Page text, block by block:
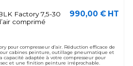
Factory 7,5-30
comprimé
990,00 € HT
pour compresseur d’air. Réduction efficace de
cabines peinture, outillage pneumatique et
capacité adaptée à votre compresseur pour
et une finition peinture irréprochable.